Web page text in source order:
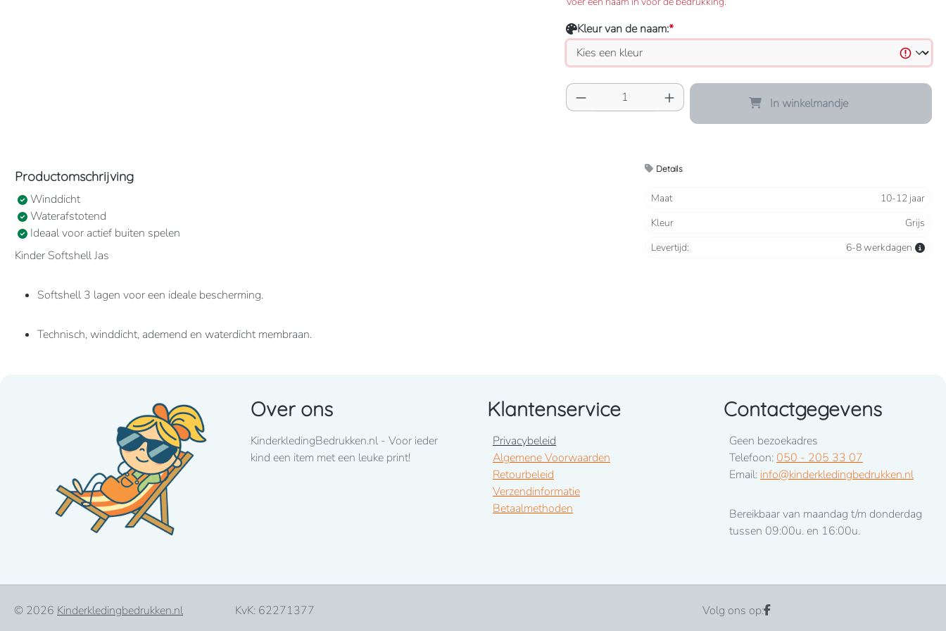
Kleur van de naam:*
Producthoeveelheid: Voer de gewenste
In winkelmandje
Productomschrijving
Winddicht
Waterafstotend
Ideaal voor actief buiten spelen
Kinder Softshell Jas
Softshell 3 lagen voor een ideale bescherming.
Technisch, winddicht, ademend en waterdicht membraan.
Zakken met rits aan de voorkant en 1 zak met rits op de linkermouw
Details
Maat
10-12 jaar
Kleur
Grijs
Levertijd:
6-8 werkdagen
Over ons
KinderkledingBedrukken.nl - Voor ieder
kind een item met een leuke print!
Klantenservice
Privacybeleid
Algemene Voorwaarden
Retourbeleid
Verzendinformatie
Betaalmethoden
Contactgegevens
Geen bezoekadres
Telefoon: 050 - 205 33 07
Email: info@kinderkledingbedrukken.nl
Bereikbaar van maandag t/m donderdag
tussen 09:00u. en 16:00u.
© 2026 Kinderkledingbedrukken.nl KvK: 62271377 Volg ons op: